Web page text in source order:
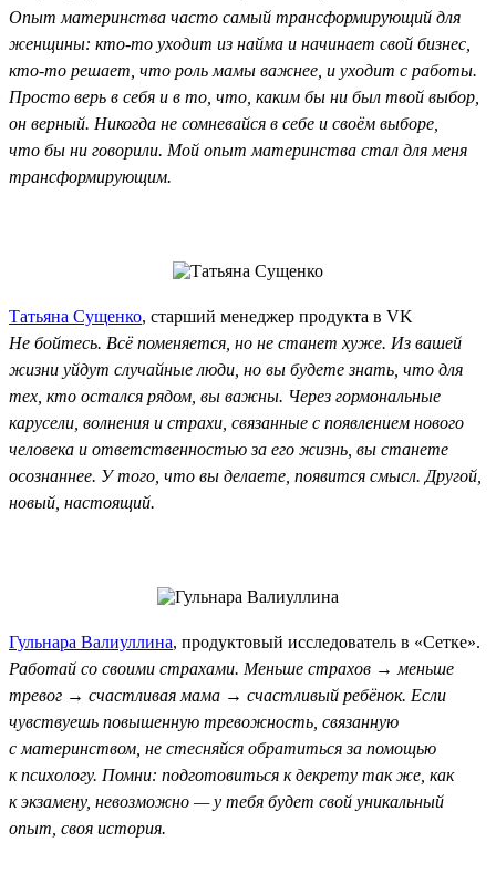
Опыт материнства часто самый трансформирующий для
женщины: кто-то уходит из найма и начинает свой бизнес,
кто-то решает, что роль мамы важнее, и уходит с работы.
Просто верь в себя и в то, что, каким бы ни был твой выбор,
он верный. Никогда не сомневайся в себе и своём выборе,
что бы ни говорили. Мой опыт материнства стал для меня
трансформирующим.
Татьяна Сущенко, старший менеджер продукта в VK
Не бойтесь. Всё поменяется, но не станет хуже. Из вашей
жизни уйдут случайные люди, но вы будете знать, что для
тех, кто остался рядом, вы важны. Через гормональные
карусели, волнения и страхи, связанные с появлением нового
человека и ответственностью за его жизнь, вы станете
осознаннее. У того, что вы делаете, появится смысл. Другой,
новый, настоящий.
Гульнара Валиуллина, продуктовый исследователь в «Сетке».
Работай со своими страхами. Меньше страхов → меньше
тревог → счастливая мама → счастливый ребёнок. Если
чувствуешь повышенную тревожность, связанную
с материнством, не стесняйся обратиться за помощью
к психологу. Помни: подготовиться к декрету так же, как
к экзамену, невозможно — у тебя будет свой уникальный
опыт, своя история.